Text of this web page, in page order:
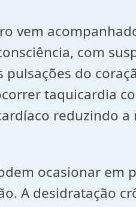
vem
com
do
taquicardia
reduzindo
ocasionar em
A desidratação